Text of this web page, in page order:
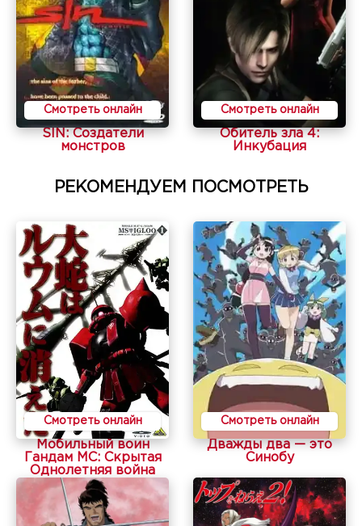
Смотреть онлайн
SIN: Создатели
монстров
Смотреть онлайн
Обитель зла 4:
Инкубация
РЕКОМЕНДУЕМ ПОСМОТРЕТЬ
Смотреть онлайн
Мобильный воин
Гандам МС: Скрытая
Однолетняя война
Смотреть онлайн
Дважды два — это
Синобу